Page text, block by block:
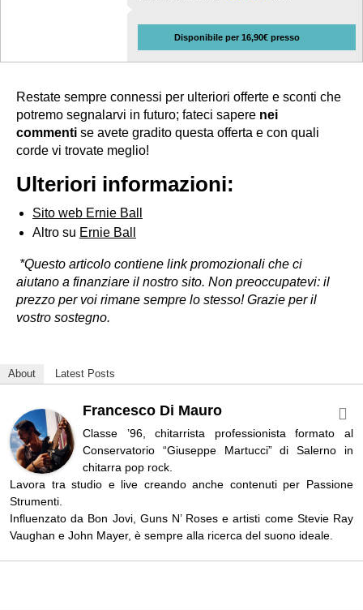
Disponibile per 16,90€ presso
Restate sempre connessi per ulteriori offerte e sconti che
potremo segnalarvi in futuro; fateci sapere nei
commenti se avete gradito questa offerta e con quali
corde vi trovate meglio!
Ulteriori informazioni:
Sito web Ernie Ball
Altro su Ernie Ball
*Questo articolo contiene link promozionali che ci
aiutano a finanziare il nostro sito. Non preoccupatevi: il
prezzo per voi rimane sempre lo stesso! Grazie per il
vostro sostegno.
About Latest Posts
Francesco Di Mauro
Classe ’96, chitarrista professionista formato al
Conservatorio “Giuseppe Martucci” di Salerno in
chitarra pop rock.
Lavora tra studio e live creando anche contenuti per Passione
Strumenti.
Influenzato da Bon Jovi, Guns N’ Roses e artisti come Stevie Ray
Vaughan e John Mayer, è sempre alla ricerca del suono ideale.